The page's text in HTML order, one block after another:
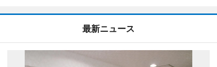
最新ニュース